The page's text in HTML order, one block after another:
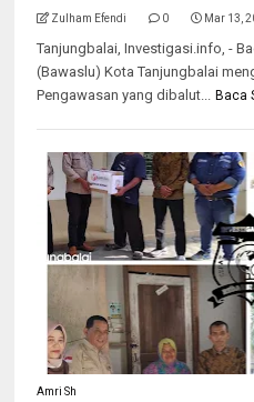
Zulham Efendi 0 Mar 13,
Tanjungbalai, Investigasi.info, -
(Bawaslu) Kota Tanjungbalai
Pengawasan yang dibalut...
Baca
Amri Sh